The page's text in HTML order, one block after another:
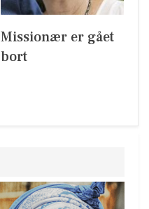
Missionær er gået
bort